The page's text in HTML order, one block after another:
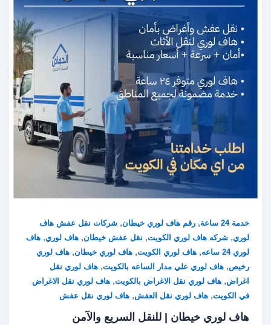
خدمة 24 ساعة ,رقم هاف لوري خيطان,شركات نقل عفش هاف
لوري,شركه هاف لوري الكويت, نقل عفش خيطان,هاف لوري,هاف
لوري 24 ساعه
,هاف لوري الكويت,هاف لوري خيطان,هاف لوري
رخيص,هاف لوري علي مدار الساعه بالكويت,هاف لوري نقل
اغراض,هاف لوري نقل الاغراض بالكويت,هاف لوري نقل الاغراض
في الكويت,هاف لوري نقل العفش,هاف لوري نقل عفش
هاف لوري خيطان | للنقل السريع والآمن